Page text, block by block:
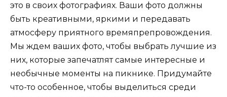
это в своих фотографиях. Ваши фото должны
быть креативными, яркими и передавать
атмосферу приятного времяпрепровождения.
Мы ждем ваших фото, чтобы выбрать лучшие из
них, которые запечатлят самые интересные и
необычные моменты на пикнике. Придумайте
что-то особенное, чтобы выделиться среди